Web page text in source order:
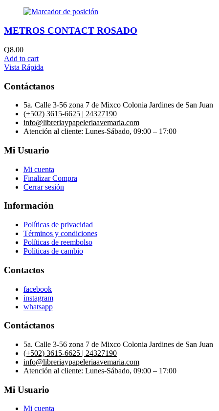
METROS CONTACT ROSADO
Q8.00
Add to cart
Vista Rápida
Contáctanos
5a. Calle 3-56 zona 7 de Mixco Colonia Jardines de San Juan
(+502) 3615-6625 | 24327190
info@libreriaypapeleriaavemaria.com
Atención al cliente: Lunes-Sábado, 09:00 – 17:00
Mi Usuario
Mi cuenta
Finalizar Compra
Cerrar sesión
Información
Políticas de privacidad
Términos y condiciones
Políticas de reembolso
Políticas de cambio
Contactos
facebook
instagram
whatsapp
Contáctanos
5a. Calle 3-56 zona 7 de Mixco Colonia Jardines de San Juan
(+502) 3615-6625 | 24327190
info@libreriaypapeleriaavemaria.com
Atención al cliente: Lunes-Sábado, 09:00 – 17:00
Mi Usuario
Mi cuenta